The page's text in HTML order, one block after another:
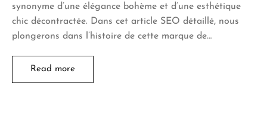
synonyme d’une élégance bohème et d’une esthétique
chic décontractée. Dans cet article SEO détaillé, nous
plongerons dans l’histoire de cette marque de…
Read more